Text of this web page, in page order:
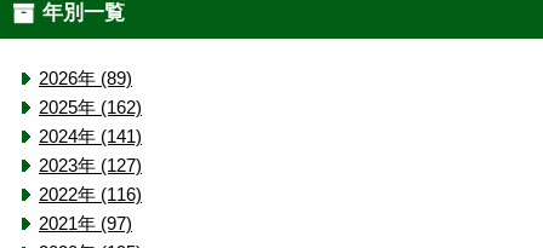
年別一覧
2026年 (89)
2025年 (162)
2024年 (141)
2023年 (127)
2022年 (116)
2021年 (97)